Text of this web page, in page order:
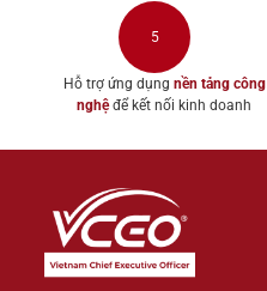
5
Hỗ trợ ứng dụng nền tảngcông
nghệđể kết nối kinh doanh